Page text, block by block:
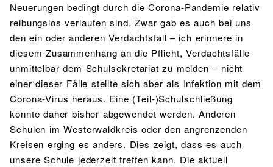
Neuerungen bedingt durch die Corona-Pandemie relativ
reibungslos verlaufen sind. Zwar gab es auch bei uns
den ein oder anderen Verdachtsfall – ich erinnere in
diesem Zusammenhang an die Pflicht, Verdachtsfälle
unmittelbar dem Schulsekretariat zu melden – nicht
einer dieser Fälle stellte sich aber als Infektion mit dem
Corona-Virus heraus. Eine (Teil-)Schulschließung
konnte daher bisher abgewendet werden. Anderen
Schulen im Westerwaldkreis oder den angrenzenden
Kreisen erging es anders. Dies zeigt, dass es auch
unsere Schule jederzeit treffen kann. Die aktuell